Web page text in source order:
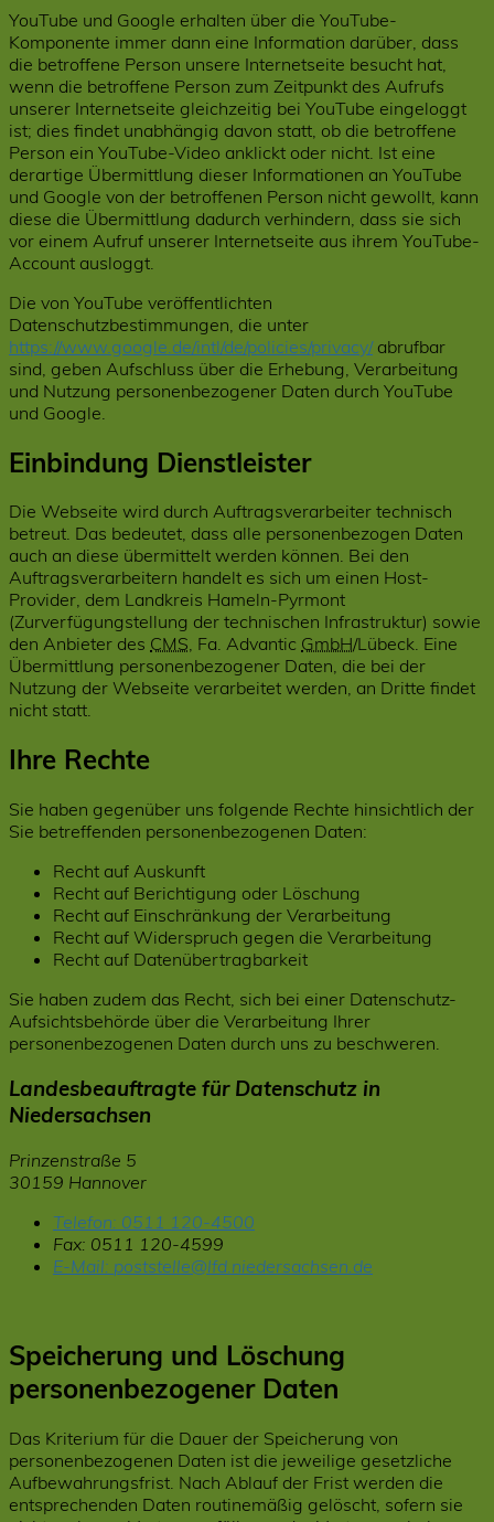
YouTube und Google erhalten über die YouTube-
Komponente immer dann eine Information darüber, dass
die betroffene Person unsere Internetseite besucht hat,
wenn die betroffene Person zum Zeitpunkt des Aufrufs
unserer Internetseite gleichzeitig bei YouTube eingeloggt
ist; dies findet unabhängig davon statt, ob die betroffene
Person ein YouTube-Video anklickt oder nicht. Ist eine
derartige Übermittlung dieser Informationen an YouTube
und Google von der betroffenen Person nicht gewollt, kann
diese die Übermittlung dadurch verhindern, dass sie sich
vor einem Aufruf unserer Internetseite aus ihrem YouTube-
Account ausloggt.
Die von YouTube veröffentlichten
Datenschutzbestimmungen, die unter
https://www.google.de/intl/de/policies/privacy/abrufbar
sind, geben Aufschluss über die Erhebung, Verarbeitung
und Nutzung personenbezogener Daten durch YouTube
und Google.
Einbindung Dienstleister
Die Webseite wird durch Auftragsverarbeiter technisch
betreut. Das bedeutet, dass alle personenbezogen Daten
auch an diese übermittelt werden können. Bei den
Auftragsverarbeitern handelt es sich um einen Host-
Provider, dem Landkreis Hameln-Pyrmont
(Zurverfügungstellung der technischen Infrastruktur) sowie
den Anbieter des CMS, Fa. Advantic GmbH/Lübeck. Eine
Übermittlung personenbezogener Daten, die bei der
Nutzung der Webseite verarbeitet werden, an Dritte findet
nicht statt.
Ihre Rechte
Sie haben gegenüber uns folgende Rechte hinsichtlich der
Sie betreffenden personenbezogenen Daten:
Recht auf Auskunft
Recht auf Berichtigung oder Löschung
Recht auf Einschränkung der Verarbeitung
Recht auf Widerspruch gegen die Verarbeitung
Recht auf Datenübertragbarkeit
Sie haben zudem das Recht, sich bei einer Datenschutz-
Aufsichtsbehörde über die Verarbeitung Ihrer
personenbezogenen Daten durch uns zu beschweren.
Landesbeauftragte für Datenschutz in
Niedersachsen
Prinzenstraße 5
30159 Hannover
Telefon: 0511 120-4500
Fax: 0511 120-4599
E-Mail: poststelle@lfd.niedersachsen.de
Speicherung und Löschung
personenbezogener Daten
Das Kriterium für die Dauer der Speicherung von
personenbezogenen Daten ist die jeweilige gesetzliche
Aufbewahrungsfrist. Nach Ablauf der Frist werden die
entsprechenden Daten routinemäßig gelöscht, sofern sie